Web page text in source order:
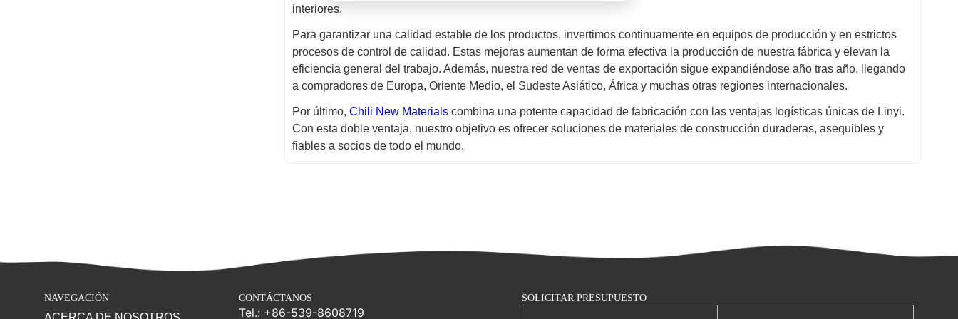
interiores.
Para garantizar una calidad estable de los productos, invertimos continuamente en equipos de producción y en estrictos
procesos de control de calidad. Estas mejoras aumentan de forma efectiva la producción de nuestra fábrica y elevan la
eficiencia general del trabajo. Además, nuestra red de ventas de exportación sigue expandiéndose año tras año, llegando
a compradores de Europa, Oriente Medio, el Sudeste Asiático, África y muchas otras regiones internacionales.
Por último,Chili New Materials combina una potente capacidad de fabricación con las ventajas logísticas únicas de Linyi.
Con esta doble ventaja, nuestro objetivo es ofrecer soluciones de materiales de construcción duraderas, asequibles y
fiables a socios de todo el mundo.
NAVEGACIÓN CONTÁCTANOS
Tel.: +86-539-8608719
SOLICITAR PRESUPUESTO